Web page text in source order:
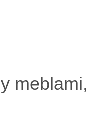
meblami,